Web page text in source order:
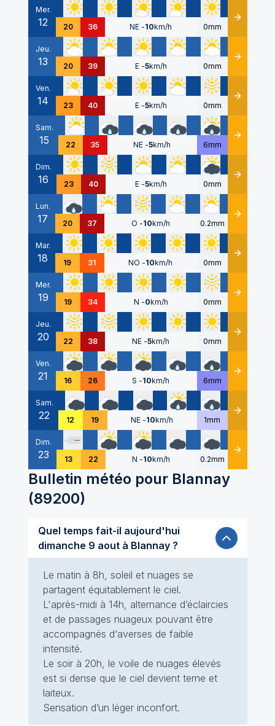
Mer.
12 20 36 NE -10km/h 0mm Détails
Jeu.
13 20 39 E -5km/h 0mm Détails
Ven.
14 23 40 E -5km/h 0mm Détails
Sam.
15 22 35 NE -5km/h 6mm Détails
Dim.
16 23 40 E -5km/h 0mm Détails
Lun.
17 20 37 O -10km/h 0.2mm Détails
Mar.
18 19 31 NO -10km/h 0mm Détails
Mer.
19 19 34 N -0km/h 0mm Détails
Jeu.
20 22 38 NE -5km/h 0mm Détails
Ven.
21 16 26 S -10km/h 6mm Détails
Sam.
22 12 19 NE -10km/h 1mm Détails
Dim.
23 13 22 N -10km/h 0.2mm Détails
Bulletin météo pour Blannay
(89200)
Quel temps fait-il aujourd'hui
dimanche 9 aout à Blannay ?
Le matin à 8h, soleil et nuages se
partagent équitablement le ciel.
L'après-midi à 14h, alternance d’éclaircies
et de passages nuageux pouvant être
accompagnés d‘averses de faible
intensité.
Le soir à 20h, le voile de nuages élevés
est si dense que le ciel devient terne et
laiteux.
Sensation d’un léger inconfort.